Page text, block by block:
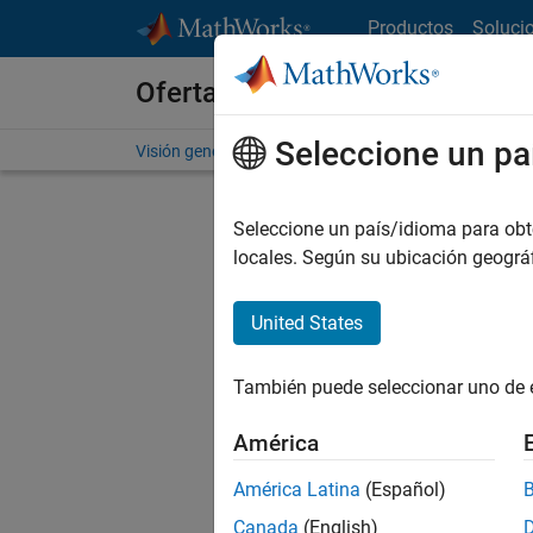
Productos
Ofertas de empleo en
Visión general Búsqueda de empleo Oficinas
No se
Seleccione un
Seleccione un país/idioma para
locales. Según su ubicación
United States
También puede seleccionar uno
América
América Latina (Español)
Canada (English)